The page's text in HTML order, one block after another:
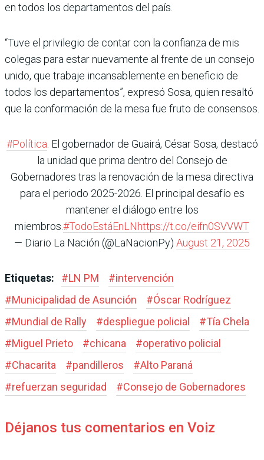
en todos los departamentos del país.
“Tuve el privilegio de contar con la confianza de mis
colegas para estar nuevamente al frente de un consejo
unido, que trabaje incansablemente en beneficio de
todos los departamentos”, expresó Sosa, quien resaltó
que la conformación de la mesa fue fruto de consensos.
#Política . El gobernador de Guairá, César Sosa, destacó
la unidad que prima dentro del Consejo de
Gobernadores tras la renovación de la mesa directiva
para el periodo 2025-2026. El principal desafío es
mantener el diálogo entre los
miembros.#TodoEstáEnLNhttps://t.co/eifn0SVVWT
— Diario La Nación (@LaNacionPy) August 21, 2025
Etiquetas: #LN PM #intervención
#Municipalidad de Asunción #Óscar Rodríguez
#Mundial de Rally #despliegue policial #Tía Chela
#Miguel Prieto #chicana #operativo policial
#Chacarita #pandilleros #Alto Paraná
#refuerzan seguridad #Consejo de Gobernadores
Déjanos tus comentarios en Voiz